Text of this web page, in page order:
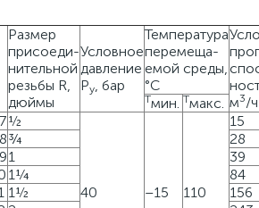
Размер
присоеди-
нительной
резьбы R,
дюймы
Условное
давление
Ру, бар
Температура
перемеща-
емой среды,
°С
м3/ч
Тмин. Тмакс.
½
40 –15 110
15
¾
28
1
39
1¼
84
1½
156